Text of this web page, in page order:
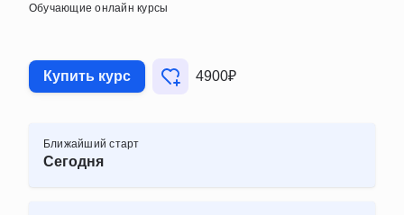
Обучающие онлайн курсы
Купить курс 4900₽
Ближайший старт
Сегодня